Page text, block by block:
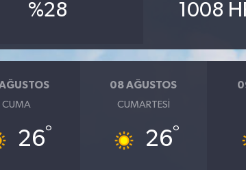
%28 1008
CUMA
26°
08 AĞUSTOS
CUMARTESI
26°